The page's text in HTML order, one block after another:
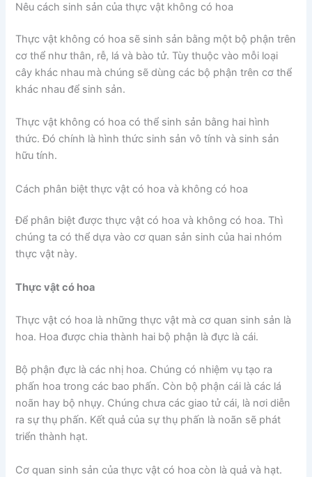
Nêu cách sinh sản của thực vật không có hoa
Thực vật không có hoa sẽ sinh sản bằng một bộ phận trên
cơ thể như thân, rễ, lá và bào tử. Tùy thuộc vào mỗi loại
cây khác nhau mà chúng sẽ dùng các bộ phận trên cơ thể
khác nhau để sinh sản.
Thực vật không có hoa có thể sinh sản bằng hai hình
thức. Đó chính là hình thức sinh sản vô tính và sinh sản
hữu tính.
Cách phân biệt thực vật có hoa và không có hoa
Để phân biệt được thực vật có hoa và không có hoa. Thì
chúng ta có thể dựa vào cơ quan sản sinh của hai nhóm
thực vật này.
Thực vật có hoa
Thực vật có hoa là những thực vật mà cơ quan sinh sản là
hoa. Hoa được chia thành hai bộ phận là đực là cái.
Bộ phận đực là các nhị hoa. Chúng có nhiệm vụ tạo ra
phấn hoa trong các bao phấn. Còn bộ phận cái là các lá
noãn hay bộ nhụy. Chúng chưa các giao tử cái, là nơi diễn
ra sự thụ phấn. Kết quả của sự thụ phấn là noãn sẽ phát
triển thành hạt.
Cơ quan sinh sản của thực vật có hoa còn là quả và hạt.